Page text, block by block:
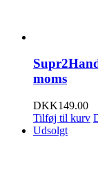
moms
DKK149.00
Tilføj til kurv
Udsolgt